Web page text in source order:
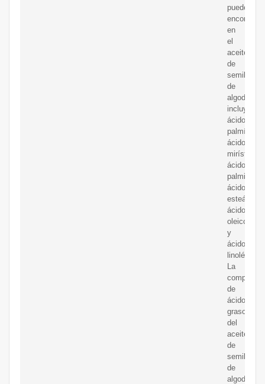
pueden
encontrar
en
el
aceite
de
semilla
de
algodón
incluyen
ácido
palmítico,
ácido
mirístico,
ácido
ácido
esteárico,
ácido
oleico
y
ácido
linolénico.
La
de
ácidos
grasos
del
aceite
de
semilla
de
algodón